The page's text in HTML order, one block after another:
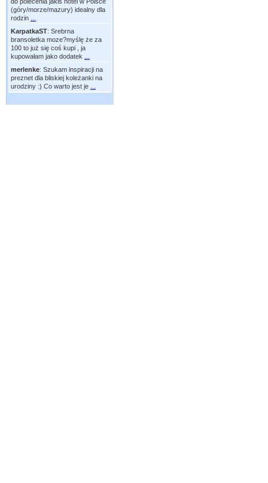
(góry/morze/mazury) idealny dla
rodzin
KarpatkaST: Srebrna
bransoletka moze?myślę że za
100 to już się coś kupi , ja
kupowałam jako dodatek
merlenke: Szukam inspiracji na
preznet dla bliskiej koleżanki na
urodziny :) Co warto jest je